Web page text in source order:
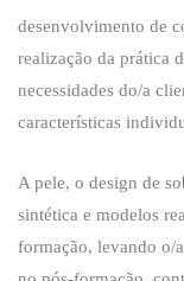
desenvolvimento de
realização da prática
necessidades do/a
características
A pele, o design de
sintética e modelos
formação, levando o/